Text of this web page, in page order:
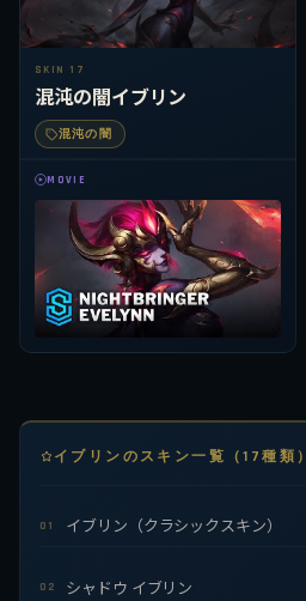
SKIN 17
混沌の闇イブリン
混沌の闇
MOVIE
イブリンのスキン一覧（17種類）
01 イブリン（クラシックスキン）
02 シャドウ イブリン